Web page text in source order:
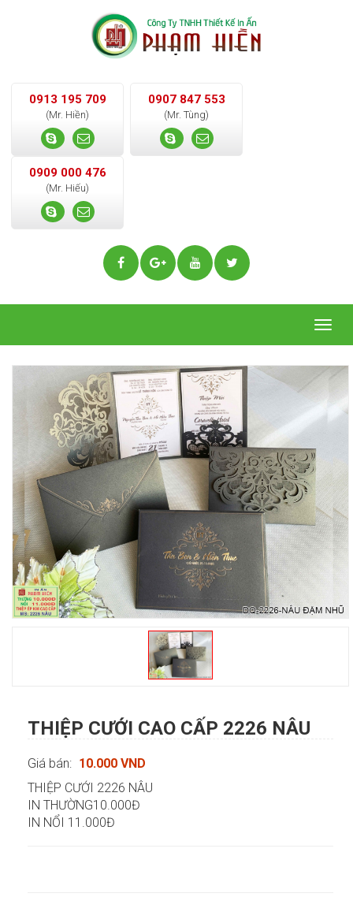
0913 195 709
(Mr. Hiền)
0907 847 553
(Mr. Tùng)
0909 000 476
(Mr. Hiếu)
THIỆP CƯỚI CAO CẤP 2226 NÂU
Giá bán: 10.000 VND
THIỆP CƯỚI 2226 NÂU
IN THƯỜNG10.000Đ
IN NỔI 11.000Đ